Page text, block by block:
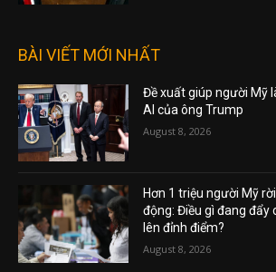
BÀI VIẾT MỚI NHẤT
Đề xuất giúp người Mỹ
AI của ông Trump
August 8, 2026
Hơn 1 triệu người Mỹ
động: Điều gì đang đẩy
lên đỉnh điểm?
August 8, 2026